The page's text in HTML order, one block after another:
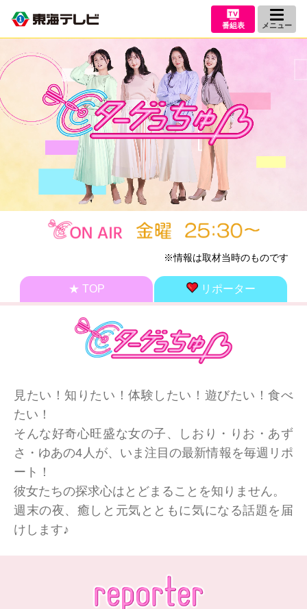
番組表 メニュー
※情報は取材当時のものです
★ TOP リポーター
見たい！知りたい！体験したい！遊びたい！食べ
たい！
そんな好奇心旺盛な女の子、しおり・りお・あず
さ・ゆあの4人が、いま注目の最新情報を毎週リポ
ート！
彼女たちの探求心はとどまることを知りません。
週末の夜、癒しと元気とともに気になる話題を届
けします♪